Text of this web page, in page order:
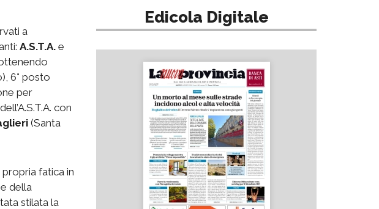
a
A.S.T.A. e
6° posto
per
con
(Santa
propria fatica in
della
stilata la
Edicola Digitale